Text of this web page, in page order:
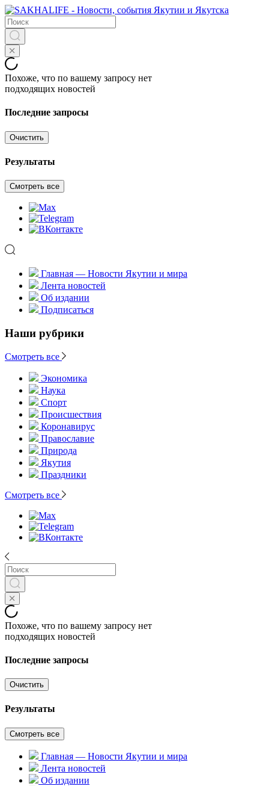
Похоже, что по вашему запросу нет
подходящих новостей
Последние запросы
Очистить
Результаты
Смотреть все
Главная — Новости Якутии и мира
Лента новостей
Об издании
Подписаться
Наши рубрики
Смотреть все
Экономика
Наука
Спорт
Происшествия
Коронавирус
Православие
Природа
Якутия
Праздники
Смотреть все
Похоже, что по вашему запросу нет
подходящих новостей
Последние запросы
Очистить
Результаты
Смотреть все
Главная — Новости Якутии и мира
Лента новостей
Об издании